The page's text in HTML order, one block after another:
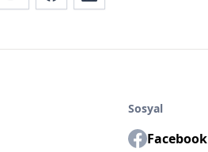
Sosyal
Facebook